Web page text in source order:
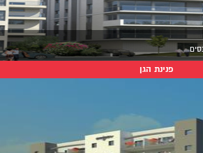
פנינת הגן